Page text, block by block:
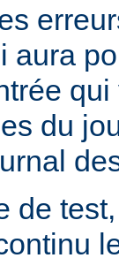
aura
du
de